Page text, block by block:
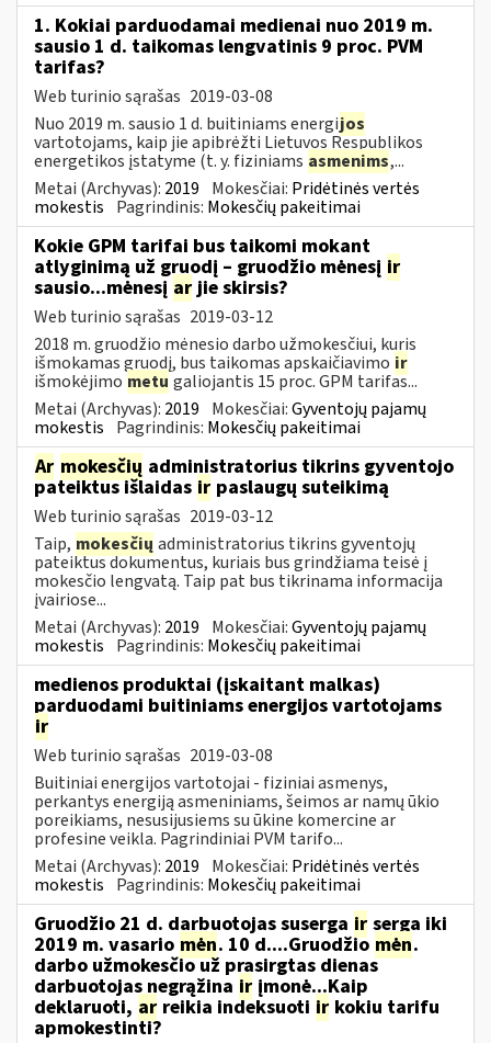
1. Kokiai parduodamai medienai nuo 2019 m.
sausio 1 d. taikomas lengvatinis 9 proc. PVM
tarifas?
Web turinio sąrašas 2019-03-08
Nuo 2019 m. sausio 1 d. buitiniams energijos
vartotojams, kaip jie apibrėžti Lietuvos Respublikos
energetikos įstatyme (t. y. fiziniams asmenims,...
Metai (Archyvas): 2019 Mokesčiai: Pridėtinės vertės
mokestis Pagrindinis: Mokesčių pakeitimai
Kokie GPM tarifai bus taikomi mokant
atlyginimą už gruodį – gruodžio mėnesį ir
sausio...mėnesį arjie skirsis?
Web turinio sąrašas 2019-03-12
2018 m. gruodžio mėnesio darbo užmokesčiui, kuris
išmokamas gruodį, bus taikomas apskaičiavimo ir
išmokėjimo metu galiojantis 15 proc. GPM tarifas...
Metai (Archyvas): 2019 Mokesčiai:Gyventojų pajamų
mokestis Pagrindinis: Mokesčių pakeitimai
Ar mokesčių administratorius tikrins gyventojo
pateiktus išlaidas ir paslaugų suteikimą
Web turinio sąrašas 2019-03-12
Taip, mokesčių administratorius tikrins gyventojų
pateiktus dokumentus, kuriais bus grindžiama teisė į
mokesčio lengvatą. Taip pat bus tikrinama informacija
įvairiose...
Metai (Archyvas): 2019 Mokesčiai:Gyventojų pajamų
mokestis Pagrindinis: Mokesčių pakeitimai
medienos produktai (įskaitant malkas)
parduodami buitiniams energijos vartotojams
ir
Web turinio sąrašas 2019-03-08
Buitiniai energijos vartotojai - fiziniai asmenys,
perkantys energiją asmeniniams, šeimos ar namų ūkio
poreikiams, nesusijusiems su ūkine komercine ar
profesine veikla. Pagrindiniai PVM tarifo...
Metai (Archyvas): 2019 Mokesčiai: Pridėtinės vertės
mokestis Pagrindinis: Mokesčių pakeitimai
Gruodžio 21 d. darbuotojas suserga ir serga iki
2019 m. vasario mėn. 10 d....Gruodžio mėn.
darbo užmokesčio už prasirgtas dienas
darbuotojas negrąžina ir įmonė...Kaip
deklaruoti, ar reikia indeksuoti ir kokiu tarifu
apmokestinti?